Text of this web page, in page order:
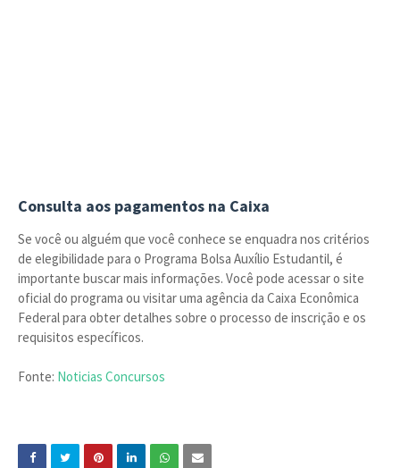
Consulta aos pagamentos na Caixa
Se você ou alguém que você conhece se enquadra nos critérios
de elegibilidade para o Programa Bolsa Auxílio Estudantil, é
importante buscar mais informações. Você pode acessar o site
oficial do programa ou visitar uma agência da Caixa Econômica
Federal para obter detalhes sobre o processo de inscrição e os
requisitos específicos.
Fonte: Noticias Concursos